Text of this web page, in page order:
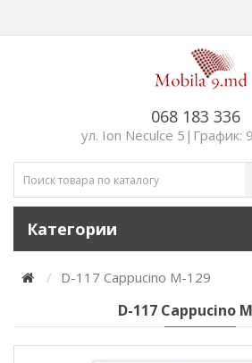
068 183 336
ул. Ion Neculce 5|График:
Категории
D-117 Cappucino M-129
D-117 Cappucino